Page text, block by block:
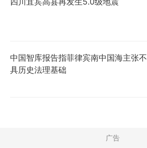
中国智库报告指菲律宾南中国海主张不
具历史法理基础